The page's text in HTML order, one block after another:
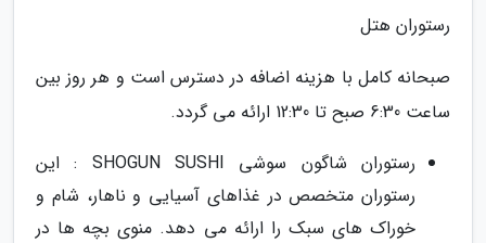
رستوران هتل
صبحانه کامل با هزینه اضافه در دسترس است و هر روز بین
ساعت 6:30 صبح تا 12:30 ارائه می گردد.
رستوران شاگون سوشی SHOGUN SUSHI : این
رستوران متخصص در غذاهای آسیایی و ناهار، شام و
خوراک های سبک را ارائه می دهد. منوی بچه ها در